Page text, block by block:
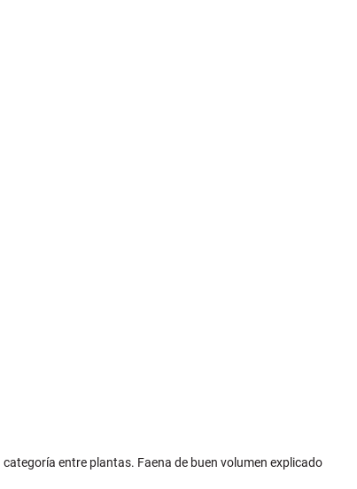
entre plantas. Faena de buen volumen explicado